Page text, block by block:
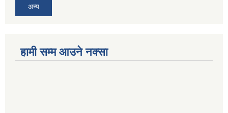
अन्य
हामी सम्म आउने नक्सा